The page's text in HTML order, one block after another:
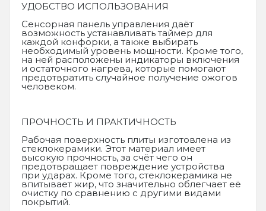
УДОБСТВО ИСПОЛЬЗОВАНИЯ
Сенсорная панель управления даёт
возможность устанавливать таймер для
каждой конфорки, а также выбирать
необходимый уровень мощности. Кроме того,
на ней расположены индикаторы включения
и остаточного нагрева, которые помогают
предотвратить случайное получение ожогов
человеком.
ПРОЧНОСТЬ И ПРАКТИЧНОСТЬ
Рабочая поверхность плиты изготовлена из
стеклокерамики. Этот материал имеет
высокую прочность, за счёт чего он
предотвращает повреждение устройства
при ударах. Кроме того, стеклокерамика не
впитывает жир, что значительно облегчает её
очистку по сравнению с другими видами
покрытий.